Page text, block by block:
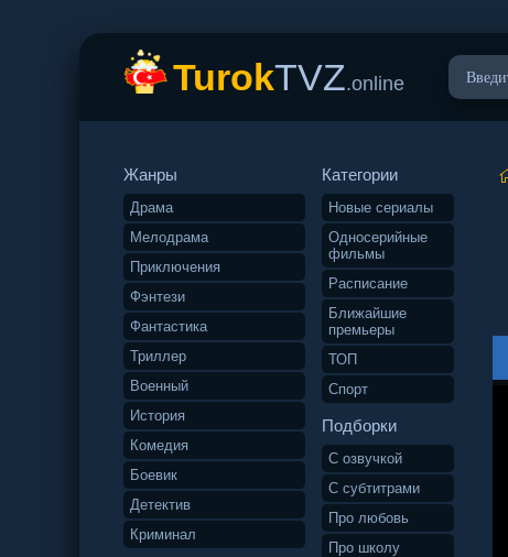
TurokTVZ.online
Жанры
Драма
Мелодрама
Приключения
Фэнтези
Фантастика
Триллер
Военный
История
Комедия
Боевик
Детектив
Криминал
Категории
Новые сериалы
Односерийные
фильмы
Расписание
Ближайшие
премьеры
ТОП
Спорт
Подборки
С озвучкой
С субтитрами
Про любовь
Про школу